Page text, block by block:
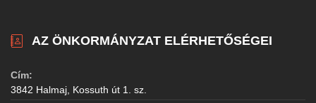
AZ ÖNKORMÁNYZAT ELÉRHETŐSÉGEI
Cím:
3842 Halmaj, Kossuth út 1. sz.